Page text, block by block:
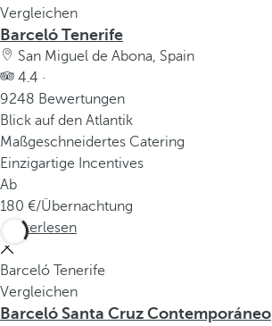
Vergleichen
Barceló Tenerife
San Miguel de Abona, Spain
4.4 ·
9248 Bewertungen
Blick auf den Atlantik
Maßgeschneidertes Catering
Einzigartige Incentives
Ab
180
/Übernachtung
Weiterlesen
Barceló Tenerife
Vergleichen
Barceló Santa Cruz Contemporáneo